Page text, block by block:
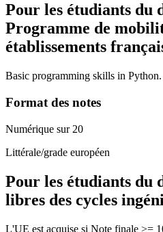
Pour les étudiants du
Programme de
établissements
Basic programming skills in Python.
Format des notes
Numérique sur 20
Littérale/grade européen
Pour les étudiants du
libres des cycles
L'UE est acquise si Note finale >=